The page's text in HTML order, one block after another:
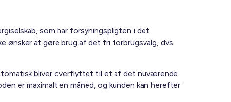
som har forsyningspligten i det
ønsker at gøre brug af det fri forbrugsvalg, dvs.
bliver overflyttet til et af det nuværende
er maximalt en måned, og kunden kan herefter